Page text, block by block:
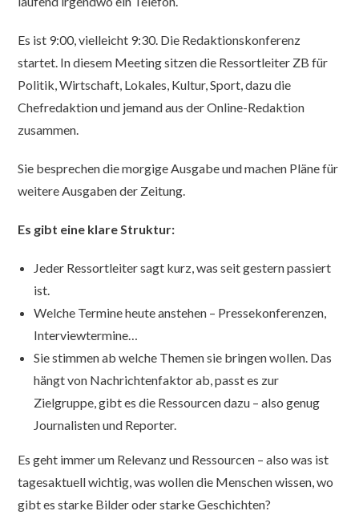
Es ist 9:00, vielleicht 9:30. Die Redaktionskonferenz
startet. In diesem Meeting sitzen die Ressortleiter ZB für
Politik, Wirtschaft, Lokales, Kultur, Sport, dazu die
Chefredaktion und jemand aus der Online-Redaktion
zusammen.
Sie besprechen die morgige Ausgabe und machen Pläne für
weitere Ausgaben der Zeitung.
Es gibt eine klare Struktur:
Jeder Ressortleiter sagt kurz, was seit gestern passiert
ist.
Welche Termine heute anstehen – Pressekonferenzen,
Interviewtermine…
Sie stimmen ab welche Themen sie bringen wollen. Das
hängt von Nachrichtenfaktor ab, passt es zur
Zielgruppe, gibt es die Ressourcen dazu – also genug
Journalisten und Reporter.
Es geht immer um Relevanz und Ressourcen – also was ist
tagesaktuell wichtig, was wollen die Menschen wissen, wo
gibt es starke Bilder oder starke Geschichten?